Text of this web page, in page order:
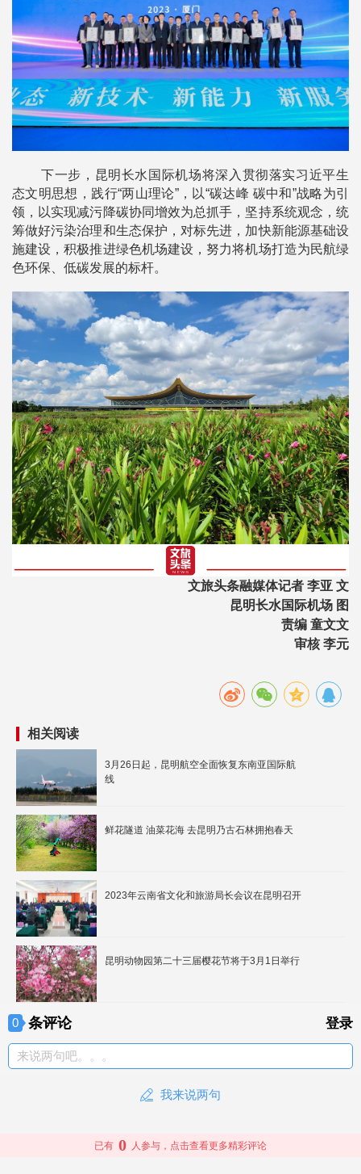
下一步，昆明长水国际机场将深入贯彻落实习近平生
态文明思想，践行“两山理论”，以“碳达峰 碳中和”战略为引
领，以实现减污降碳协同增效为总抓手，坚持系统观念，统
筹做好污染治理和生态保护，对标先进，加快新能源基础设
施建设，积极推进绿色机场建设，努力将机场打造为民航绿
色环保、低碳发展的标杆。
文旅头条融媒体记者 李亚 文
昆明长水国际机场 图
责编 童文文
审核 李元
相关阅读
3月26日起，昆明航空全面恢复东南亚国际航
线
鲜花隧道 油菜花海 去昆明乃古石林拥抱春天
2023年云南省文化和旅游局长会议在昆明召开
昆明动物园第二十三届樱花节将于3月1日举行
0 条评论 登录
来说两句吧。。。
我来说两句
已有 0 人参与，点击查看更多精彩评论